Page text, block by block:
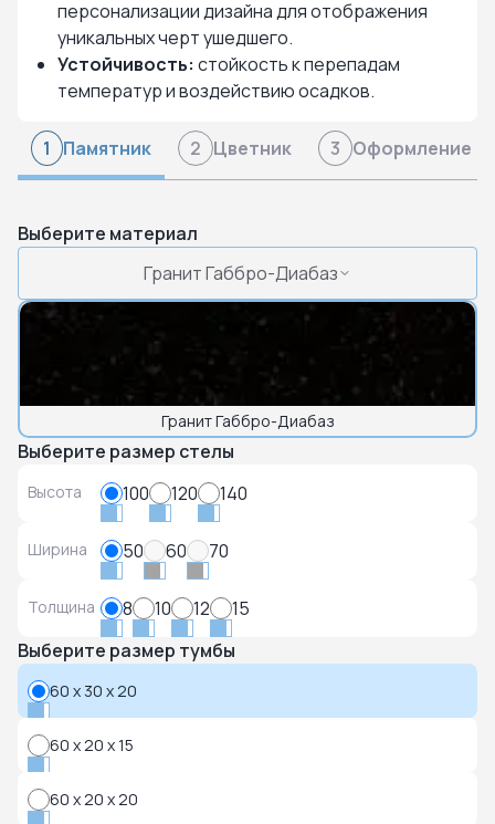
персонализации дизайна для отображения
уникальных черт ушедшего.
Устойчивость: стойкость к перепадам
температур и воздействию осадков.
1 Памятник 2 Цветник 3 Оформление
Выберите материал
Гранит Габбро-Диабаз
Гранит Габбро-Диабаз
Выберите размер стелы
Высота 100 120 140
Ширина 50 60 70
Толщина 8 10 12
15
Выберите размер тумбы
60 x 30 x 20
60 x 20 x 15
60 x 20 x 20